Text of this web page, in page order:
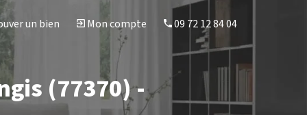
un bien Mon compte 09 72 12 84 04
(77370) -